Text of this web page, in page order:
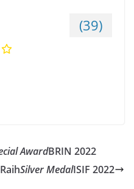
(39)
AwardBRIN 2022
Silver MedalISIF 2022